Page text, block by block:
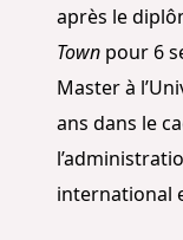
après le
Town pour 6
Master à
ans dans le
international